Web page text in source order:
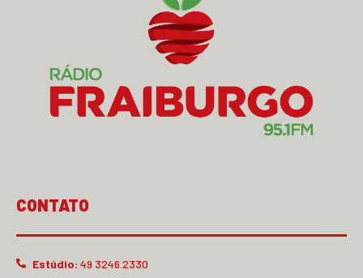
CONTATO
Estúdio: 49 3246.2330